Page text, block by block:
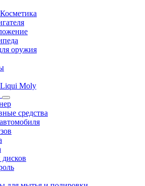
оружия
Moly
средства